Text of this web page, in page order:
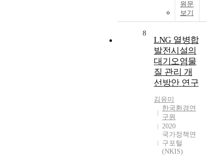
원문
보기
8
LNG 열병합
발전시설의
대기오염물
질 관리 개
선방안 연구
김유미
한국환경연
구원
2020
국가정책연
구포털
(NKIS)